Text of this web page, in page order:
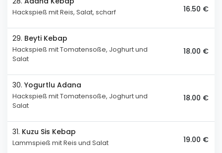
Hackspieß mit Reis, Salat, scharf 16.50 €
29. Beyti Kebap
Hackspieß mit Tomatensoße, Joghurt und
Salat
18.00 €
30. Yogurtlu Adana
Hackspieß mit Tomatensoße, Joghurt und
Salat
18.00 €
31. Kuzu Sis Kebap
Lammspieß mit Reis und Salat 19.00 €